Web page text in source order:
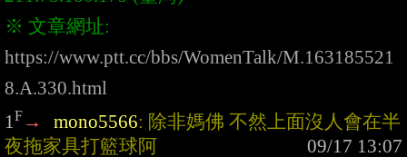
https://www.ptt.cc/bbs/WomenTalk/M.163185521
8.A.330.html
1F → mono5566: 除非媽佛 不然上面沒人會在半
夜拖家具打籃球阿